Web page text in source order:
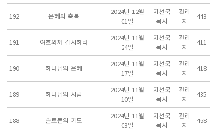
192 은혜의 축복
2024년 12월
01일
지선묵
목사
관리
자
443
191 여호와께 감사하라
2024년 11월
24일
지선묵
목사
관리
자
411
190 하나님의 은혜
2024년 11월
17일
지선묵
목사
관리
자
418
189 하나님의 사람
2024년 11월
10일
지선묵
목사
관리
자
435
188 솔로몬의 기도
2024년 11월
03일
지선묵
목사
관리
자
468